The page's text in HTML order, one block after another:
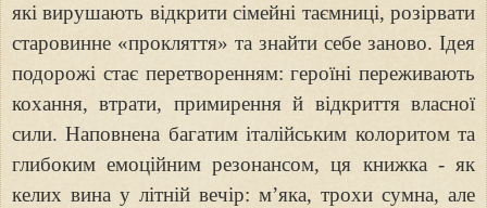
які вирушають відкрити сімейні таємниці, розірвати
старовинне «прокляття» та знайти себе заново. Ідея
подорожі стає перетворенням: героїні переживають
кохання, втрати, примирення й відкриття власної
сили. Наповнена багатим італійським колоритом та
глибоким емоційним резонансом, ця книжка - як
келих вина у літній вечір: м’яка, трохи сумна, але